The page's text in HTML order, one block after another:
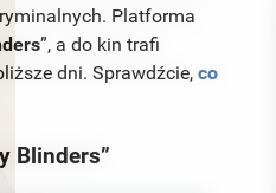
Platforma
”, a do kin trafi
dni. Sprawdźcie,co
Blinders”